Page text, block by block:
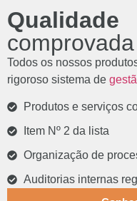
Qualidade
comprovada
Todos os nossos
rigoroso sistema de
Produtos e serviços
Item Nº 2 da lista
Organização de
Auditorias internas